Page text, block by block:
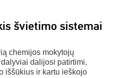
švietimo sistemai
chemijos mokytojų
dalijosi patirtimi,
iššūkius ir kartu ieškojo